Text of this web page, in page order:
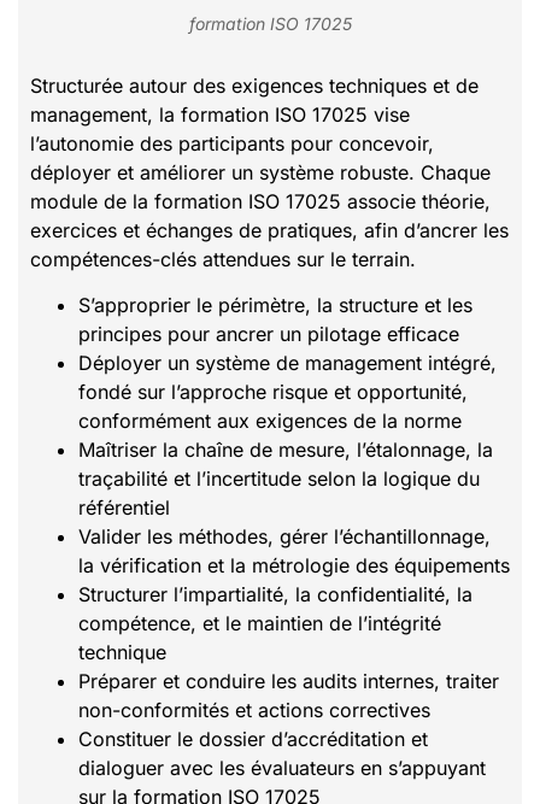
formation ISO 17025
Structurée autour des exigences techniques et de
management, la formation ISO 17025 vise
l’autonomie des participants pour concevoir,
déployer et améliorer un système robuste. Chaque
module de la formation ISO 17025 associe théorie,
exercices et échanges de pratiques, afin d’ancrer les
compétences-clés attendues sur le terrain.
S’approprier le périmètre, la structure et les
principes pour ancrer un pilotage efficace
Déployer un système de management intégré,
fondé sur l’approche risque et opportunité,
conformément aux exigences de la norme
Maîtriser la chaîne de mesure, l’étalonnage, la
traçabilité et l’incertitude selon la logique du
référentiel
Valider les méthodes, gérer l’échantillonnage,
la vérification et la métrologie des équipements
Structurer l’impartialité, la confidentialité, la
compétence, et le maintien de l’intégrité
technique
Préparer et conduire les audits internes, traiter
non-conformités et actions correctives
Constituer le dossier d’accréditation et
dialoguer avec les évaluateurs en s’appuyant
sur la formation ISO 17025